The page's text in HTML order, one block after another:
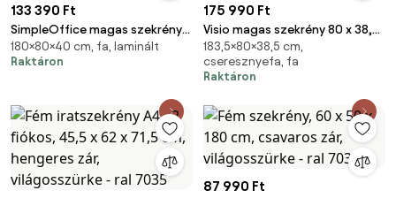
133 390 Ft
SimpleOffice magas szekrény
80 x 40 x 180 cm, szürke
180×80×40 cm, fa, laminált
Raktáron
175 990 Ft
Visio magas szekrény 80 x 38,5
x 183,5 cm, cseresznye
183,5×80×38,5 cm,
cseresznyefa, fa
Raktáron
87 990 Ft